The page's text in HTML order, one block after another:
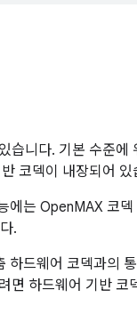
니다. 기본 수준에
코덱이 내장되어 있
는 OpenMAX 코덱
.
드웨어 코덱과의
면 하드웨어 기반